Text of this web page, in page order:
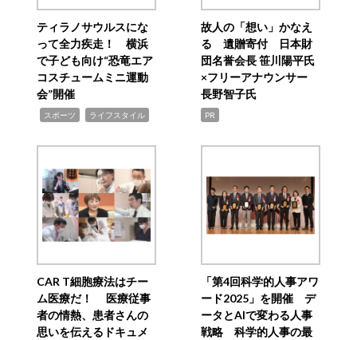
ティラノサウルスにな
って全力疾走！ 横浜
で子ども向け“恐竜エア
コスチュームミニ運動
会”開催
スポーツ ライフスタイル
故人の「想い」かなえ
る 遺贈寄付 日本財
団名誉会長 笹川陽平氏
×フリーアナウンサー
長野智子氏
PR
CAR T細胞療法はチー
ム医療だ！ 医療従事
者の情熱、患者さんの
思いを伝えるドキュメ
「第4回科学的人事アワ
ード2025」を開催 デ
ータとAIで変わる人事
戦略 科学的人事の最